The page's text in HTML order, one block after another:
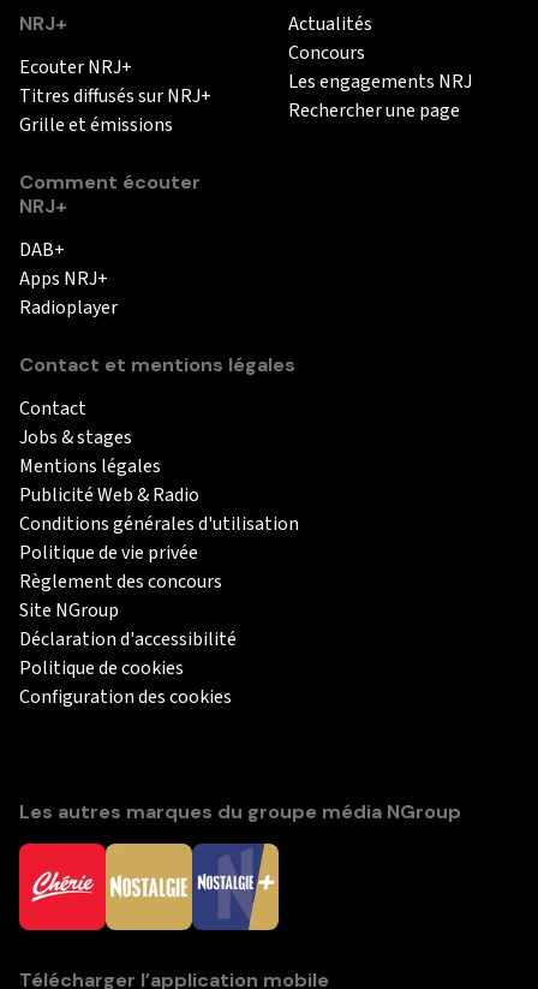
NRJ+
Ecouter NRJ+
Titres diffusés sur NRJ+
Grille et émissions
Comment écouter
NRJ+
DAB+
Apps NRJ+
Radioplayer
Actualités
Concours
Les engagements NRJ
Rechercher une page
Contact et mentions légales
Contact
Jobs & stages
Mentions légales
Publicité Web & Radio
Conditions générales d'utilisation
Politique de vie privée
Règlement des concours
Site NGroup
Déclaration d'accessibilité
Politique de cookies
Configuration des cookies
Les autres marques du groupe média NGroup
Télécharger l’application mobile